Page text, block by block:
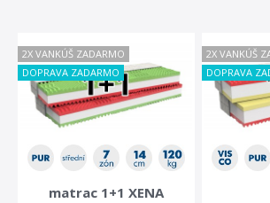
materiály
BioGreen(7) Bio PUR (2) deska
HR(10) Kokos(7) Koňské žíně
Mořská tráva
Pena Levandule
VISCO(9) Visco Aloe Vera
Visco Heřmánek(3)
2X VANKÚŠ ZADARMO
DOPRAVA ZADARMO
matrac 1+1 XENA
2X VANKÚŠ
DOPRAVA